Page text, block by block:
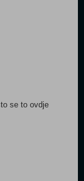
se to ovdje